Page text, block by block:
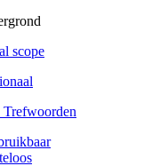
scope